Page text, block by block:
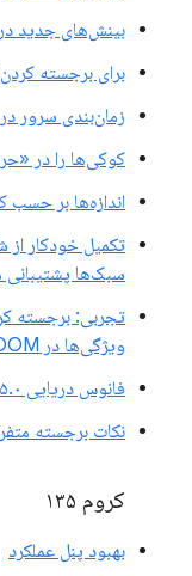
بینش‌های جدید
برای برجسته
زمان‌بندی سرور
کوکی‌ها را در
اندازه‌ها بر حسب
تکمیل خودکار
سبک‌ها پشتیبانی
تجربی: برجسته
ویژگی‌ها در DOM
فانوس دریایی ۱۲.۵.۰
نکات برجسته
کروم ۱۳۵
بهبود پنل عملکرد